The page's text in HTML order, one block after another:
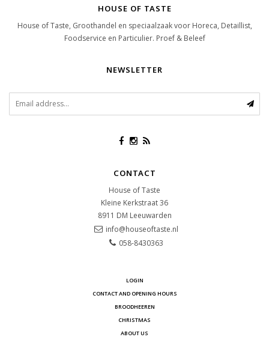
HOUSE OF TASTE
House of Taste, Groothandel en speciaalzaak voor Horeca, Detaillist,
Foodservice en Particulier. Proef & Beleef
NEWSLETTER
CONTACT
House of Taste
Kleine Kerkstraat 36
8911 DM Leeuwarden
info@houseoftaste.nl
058-8430363
LOGIN
CONTACT AND OPENING HOURS
BROODHEEREN
CHRISTMAS
ABOUT US